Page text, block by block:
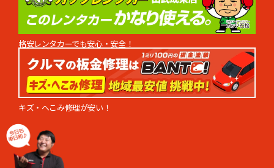
格安レンタカーでも安心・安全！
キズ・へこみ修理が安い！